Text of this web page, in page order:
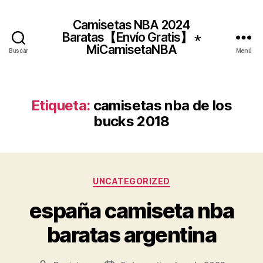
Buscar
Camisetas NBA 2024
Baratas【Envío Gratis】 ⋆
MiCamisetaNBA
Menú
Etiqueta: camisetas nba de los
bucks 2018
Categorías
UNCATEGORIZED
españa camiseta nba
baratas argentina